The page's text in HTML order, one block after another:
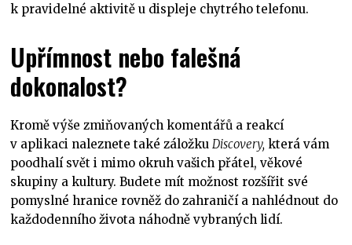
k pravidelné aktivitě u displeje chytrého telefonu.
Upřímnost nebo falešná
dokonalost?
Kromě výše zmiňovaných komentářů a reakcí
v aplikaci naleznete také záložkuDiscovery, která vám
poodhalí svět i mimo okruh vašich přátel, věkové
skupiny a kultury. Budete mít možnost rozšířit své
pomyslné hranice rovněž do zahraničí a nahlédnout do
každodenního života náhodně vybraných lidí.